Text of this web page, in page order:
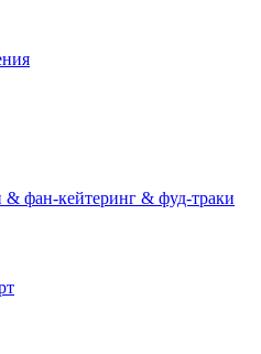
& фан-кейтеринг & фуд-траки